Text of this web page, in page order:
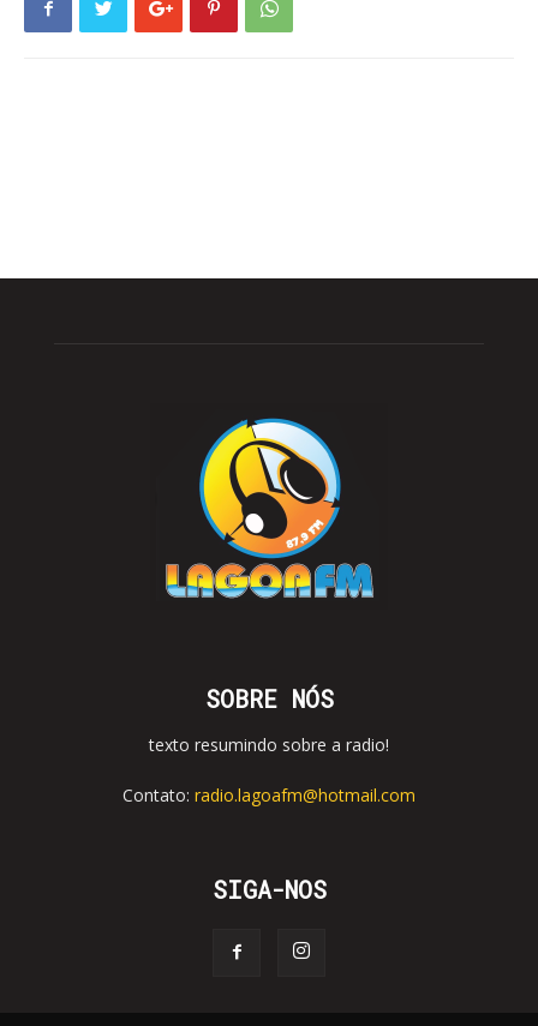
SOBRE NÓS
texto resumindo sobre a radio!
Contato: radio.lagoafm@hotmail.com
SIGA-NOS